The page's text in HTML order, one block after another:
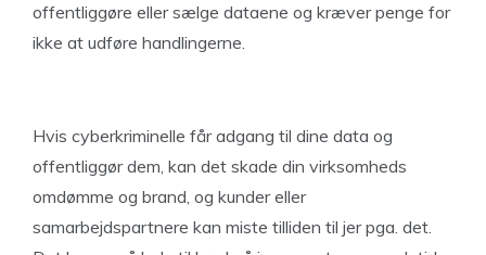
offentliggøre eller sælge dataene og kræver penge for
ikke at udføre handlingerne.
Hvis cyberkriminelle får adgang til dine data og
offentliggør dem, kan det skade din virksomheds
omdømme og brand, og kunder eller
samarbejdspartnere kan miste tilliden til jer pga. det.